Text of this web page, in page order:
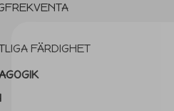
FÄRDIGHET